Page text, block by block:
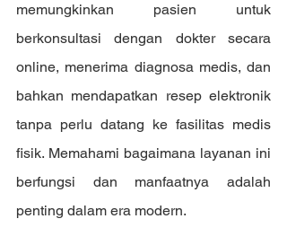
memungkinkan pasien untuk
berkonsultasi dengan dokter secara
online, menerima diagnosa medis, dan
bahkan mendapatkan resep elektronik
tanpa perlu datang ke fasilitas medis
fisik. Memahami bagaimana layanan ini
berfungsi dan manfaatnya adalah
penting dalam era modern.